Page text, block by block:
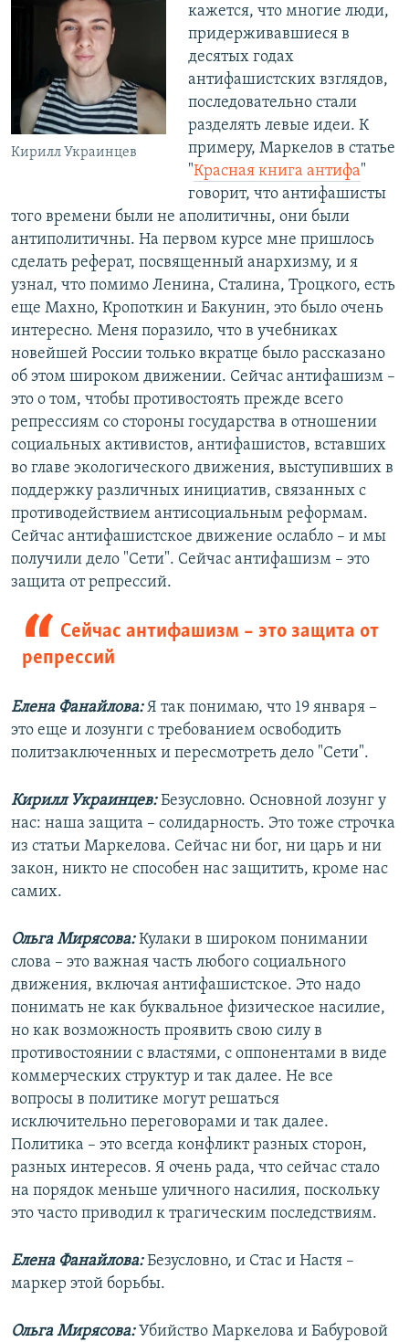
Кирилл Украинцев
кажется, что многие люди,
придерживавшиеся в
десятых годах
антифашистских взглядов,
последовательно стали
разделять левые идеи. К
примеру, Маркелов в статье
"Красная книга антифа"
говорит, что антифашисты
того времени были не аполитичны, они были
антиполитичны. На первом курсе мне пришлось
сделать реферат, посвященный анархизму, и я
узнал, что помимо Ленина, Сталина, Троцкого, есть
еще Махно, Кропоткин и Бакунин, это было очень
интересно. Меня поразило, что в учебниках
новейшей России только вкратце было рассказано
об этом широком движении. Сейчас антифашизм –
это о том, чтобы противостоять прежде всего
репрессиям со стороны государства в отношении
социальных активистов, антифашистов, вставших
во главе экологического движения, выступивших в
поддержку различных инициатив, связанных с
противодействием антисоциальным реформам.
Сейчас антифашистское движение ослабло – и мы
получили дело "Сети". Сейчас антифашизм – это
защита от репрессий.
Сейчас антифашизм – это защита от
репрессий
Елена Фанайлова:Я так понимаю, что 19 января –
это еще и лозунги с требованием освободить
политзаключенных и пересмотреть дело "Сети".
Кирилл Украинцев:Безусловно. Основной лозунг у
нас: наша защита – солидарность. Это тоже строчка
из статьи Маркелова. Сейчас ни бог, ни царь и ни
закон, никто не способен нас защитить, кроме нас
самих.
Ольга Мирясова:Кулаки в широком понимании
слова – это важная часть любого социального
движения, включая антифашистское. Это надо
понимать не как буквальное физическое насилие,
но как возможность проявить свою силу в
противостоянии с властями, с оппонентами в виде
коммерческих структур и так далее. Не все
вопросы в политике могут решаться
исключительно переговорами и так далее.
Политика – это всегда конфликт разных сторон,
разных интересов. Я очень рада, что сейчас стало
на порядок меньше уличного насилия, поскольку
это часто приводил к трагическим последствиям.
Елена Фанайлова:Безусловно, и Стас и Настя –
маркер этой борьбы.
Ольга Мирясова:Убийство Маркелова и Бабуровой